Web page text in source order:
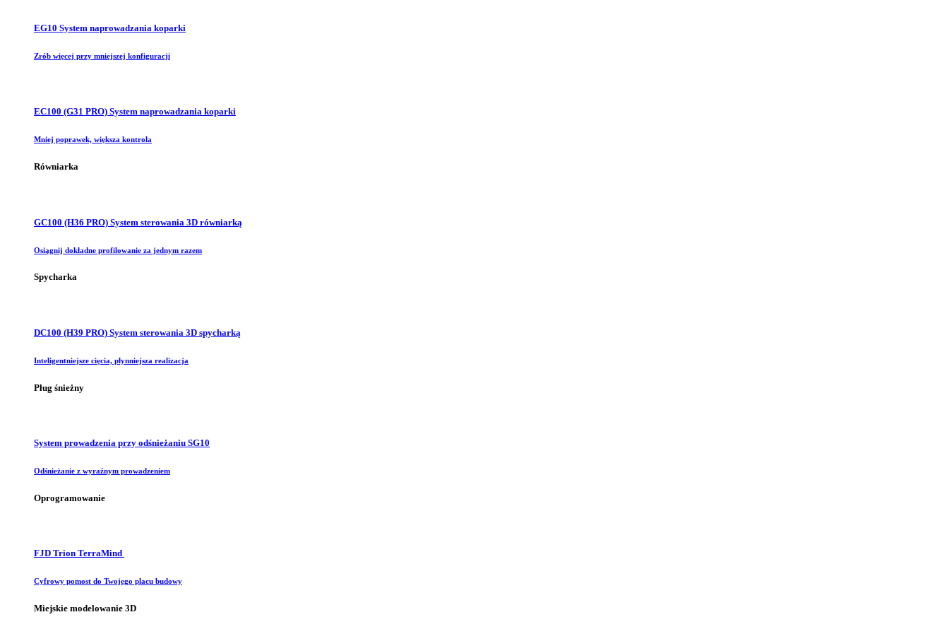
EG10 System naprowadzania koparki
Zrób więcej przy mniejszej konfiguracji
EC100 (G31 PRO) System naprowadzania koparki
Mniej poprawek, większa kontrola
Równiarka
GC100 (H36 PRO) System sterowania 3D równiarką
Osiągnij dokładne profilowanie za jednym razem
Spycharka
DC100 (H39 PRO) System sterowania 3D spycharką
Inteligentniejsze cięcia, płynniejsza realizacja
Pług śnieżny
System prowadzenia przy odśnieżaniu SG10
Odśnieżanie z wyraźnym prowadzeniem
Oprogramowanie
FJD Trion TerraMind
Cyfrowy pomost do Twojego placu budowy
Miejskie modelowanie 3D